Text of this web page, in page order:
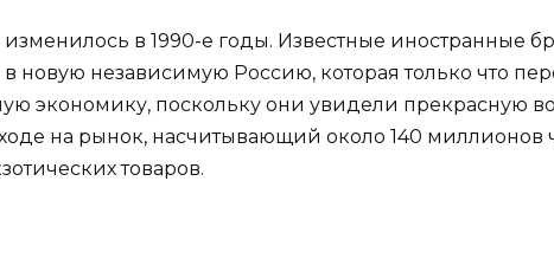
изменилось в 1990-е годы. Известные иностранные
новую независимую Россию, которая только что
экономику, поскольку они увидели прекрасную
на рынок, насчитывающий около 140 миллионов
товаров.